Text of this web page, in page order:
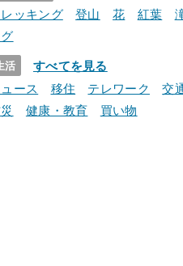
レッキング 登山 花 紅葉
活 すべてを見る
ース 移住 テレワーク 交
健康・教育 買い物